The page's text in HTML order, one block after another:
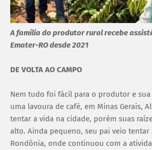
A família do produtor rural recebe
Emater-RO desde 2021
DE VOLTA AO CAMPO
Nem tudo foi fácil para o produtor e
uma lavoura de café, em Minas Gerais,
tentar a vida na cidade, porém suas
alto. Ainda pequeno, seu pai veio tentar
Rondônia, onde continuou com a